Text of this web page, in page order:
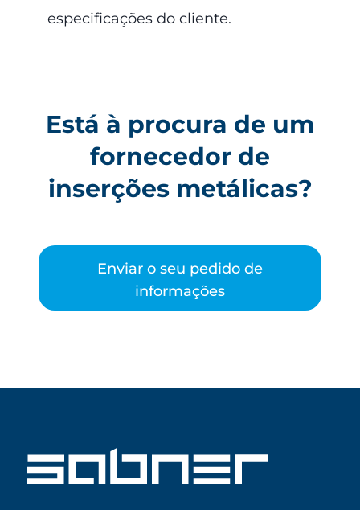
especificações do cliente.
Está à procura de um
fornecedor de
inserções metálicas?
Enviar o seu pedido de
informações